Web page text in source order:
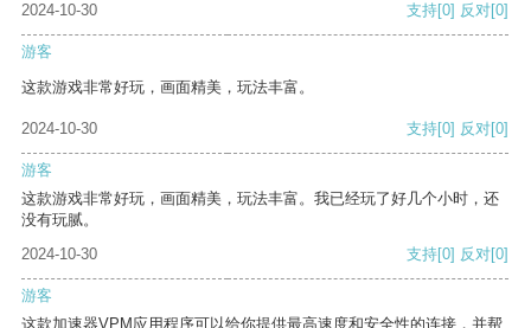
2024-10-30 支持[0] 反对[0]
游客
这款游戏非常好玩，画面精美，玩法丰富。
2024-10-30 支持[0] 反对[0]
游客
这款游戏非常好玩，画面精美，玩法丰富。我已经玩了好几个小时，还
没有玩腻。
2024-10-30
支持[0] 反对[0]
游客
这款加速器VPM应用程序可以给你提供最高速度和安全性的连接，并帮